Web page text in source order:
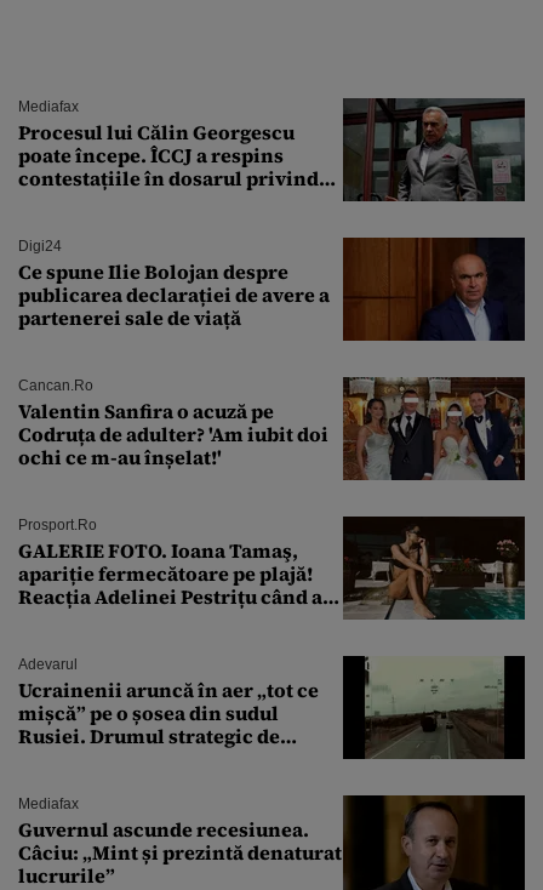
Mediafax
Procesul lui Călin Georgescu
poate începe. ÎCCJ a respins
contestațiile în dosarul privind
Digi24
Ce spune Ilie Bolojan despre
publicarea declarației de avere a
partenerei sale de viață
Cancan.ro
Valentin Sanfira o acuză pe
Codruța de adulter? 'Am iubit doi
ochi ce m-au înșelat!'
Prosport.ro
GALERIE FOTO. Ioana Tamaş,
apariție fermecătoare pe plajă!
Reacția Adelinei Pestrițu când a
Adevarul
Ucrainenii aruncă în aer „tot ce
mișcă” pe o șosea din sudul
Rusiei. Drumul strategic de
Mediafax
Guvernul ascunde recesiunea.
Câciu: „Mint și prezintă denaturat
lucrurile”